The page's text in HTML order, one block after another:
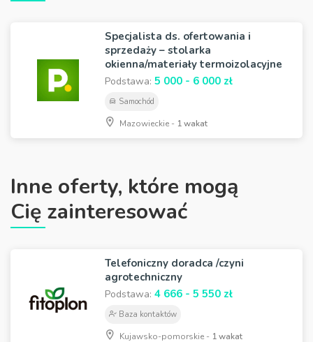
Specjalista ds. ofertowania i
sprzedaży – stolarka
okienna/materiały termoizolacyjne
Podstawa: 5 000 - 6 000 zł
Samochód
Mazowieckie - 1 wakat
Inne oferty, które mogą
Cię zainteresować
Telefoniczny doradca /czyni
agrotechniczny
Podstawa: 4 666 - 5 550 zł
Baza kontaktów
Kujawsko-pomorskie - 1 wakat